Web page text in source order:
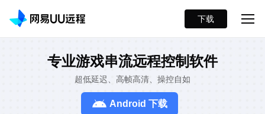
下载
专业游戏串流远程控制软件
超低延迟、高帧高清、操控自如
Android 下载